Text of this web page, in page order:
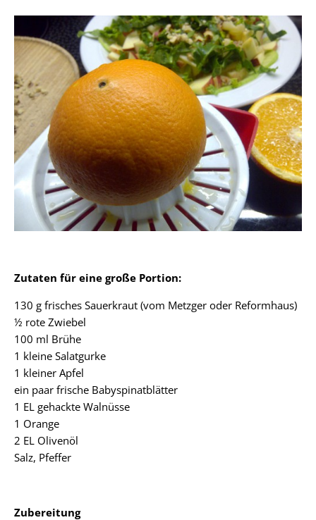
Zutaten für eine große Portion:
130 g frisches Sauerkraut (vom Metzger oder Reformhaus)
½ rote Zwiebel
100 ml Brühe
1 kleine Salatgurke
1 kleiner Apfel
ein paar frische Babyspinatblätter
1 EL gehackte Walnüsse
1 Orange
2 EL Olivenöl
Salz, Pfeffer
Zubereitung